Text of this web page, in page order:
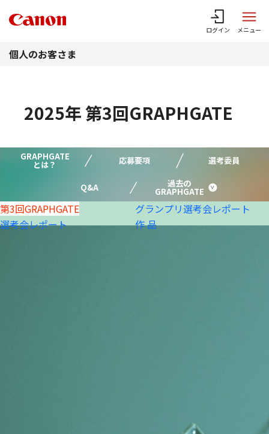
ログイン メニュー
個人のお客さま
2025年 第3回GRAPHGATE
GRAPHGATE
とは？ 応募要項 選考委員
Q&A 過去の
GRAPHGATE
第3回GRAPHGATE グランプリ選考会レポート
選考会レポート
作 品